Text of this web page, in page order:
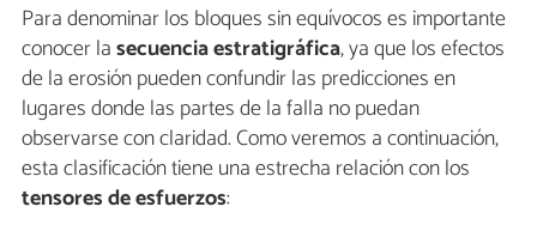
Para denominar los bloques sin equívocos es importante
conocer lasecuencia estratigráfica, ya que los efectos
de la erosión pueden confundir las predicciones en
lugares donde las partes de la falla no puedan
observarse con claridad. Como veremos a continuación,
esta clasificación tiene una estrecha relación con los
tensores de esfuerzos: